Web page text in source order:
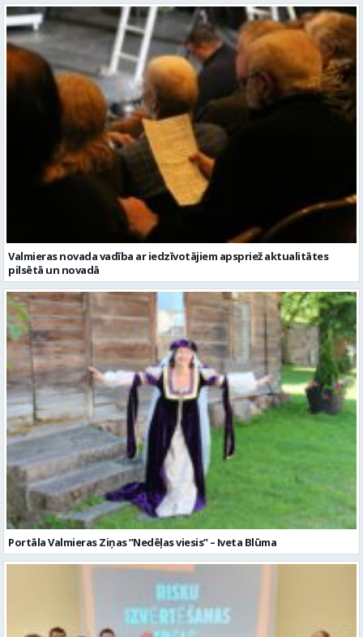
Valmieras novada vadība ar iedzīvotājiem apspriež aktualitātes
pilsētā un novadā
Portāla Valmieras Ziņas ’’Nedēļas viesis’’ – Iveta Blūma